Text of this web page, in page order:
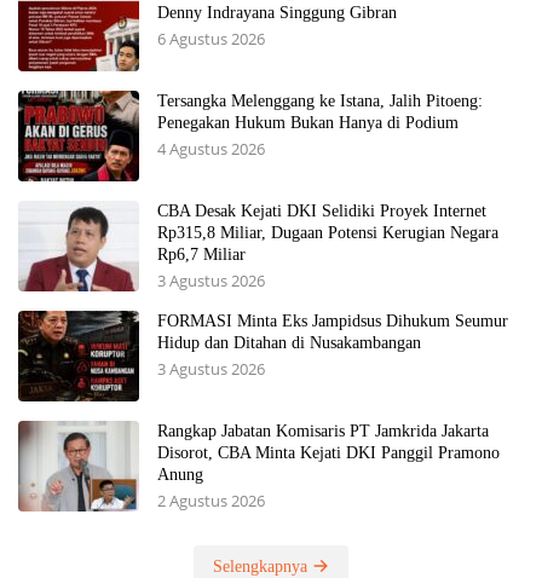
Denny Indrayana Singgung Gibran
6 Agustus 2026
Tersangka Melenggang ke Istana, Jalih Pitoeng:
Penegakan Hukum Bukan Hanya di Podium
4 Agustus 2026
CBA Desak Kejati DKI Selidiki Proyek Internet
Rp315,8 Miliar, Dugaan Potensi Kerugian Negara
Rp6,7 Miliar
3 Agustus 2026
FORMASI Minta Eks Jampidsus Dihukum Seumur
Hidup dan Ditahan di Nusakambangan
3 Agustus 2026
Rangkap Jabatan Komisaris PT Jamkrida Jakarta
Disorot, CBA Minta Kejati DKI Panggil Pramono
Anung
2 Agustus 2026
Selengkapnya